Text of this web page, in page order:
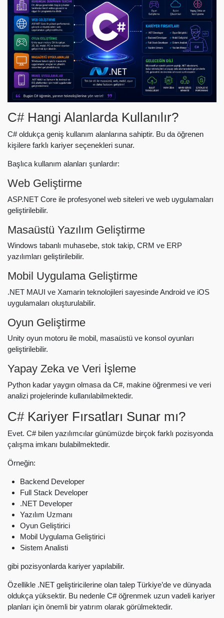
C# Hangi Alanlarda Kullanılır?
C# oldukça geniş kullanım alanlarına sahiptir. Bu da öğrenen
kişilere farklı kariyer seçenekleri sunar.
Başlıca kullanım alanları şunlardır:
Web Geliştirme
ASP.NET Core ile profesyonel web siteleri ve web uygulamaları
geliştirilebilir.
Masaüstü Yazılım Geliştirme
Windows tabanlı muhasebe, stok takip, CRM ve ERP
yazılımları geliştirilebilir.
Mobil Uygulama Geliştirme
.NET MAUI ve Xamarin teknolojileri sayesinde Android ve iOS
uygulamaları oluşturulabilir.
Oyun Geliştirme
Unity oyun motoru ile mobil, masaüstü ve konsol oyunları
geliştirilebilir.
Yapay Zeka ve Veri İşleme
Python kadar yaygın olmasa da C#, makine öğrenmesi ve veri
analizi projelerinde kullanılabilmektedir.
C# Kariyer Fırsatları Sunar mı?
Evet. C# bilen yazılımcılar günümüzde birçok farklı pozisyonda
çalışma imkanı bulabilmektedir.
Örneğin:
Backend Developer
Full Stack Developer
.NET Developer
Yazılım Uzmanı
Oyun Geliştirici
Mobil Uygulama Geliştirici
Sistem Analisti
gibi pozisyonlarda kariyer yapılabilir.
Özellikle .NET geliştiricilerine olan talep Türkiye’de ve dünyada
oldukça yüksektir. Bu nedenle C# öğrenmek uzun vadeli kariyer
planları için önemli bir yatırım olarak görülmektedir.